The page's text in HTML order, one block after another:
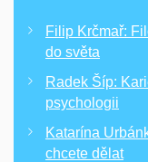
Filip Krčmař:
do světa
Radek Šíp:
psychologii
Katarína
chcete dělat